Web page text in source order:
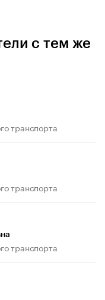
с тем же
транспорта
транспорта
транспорта